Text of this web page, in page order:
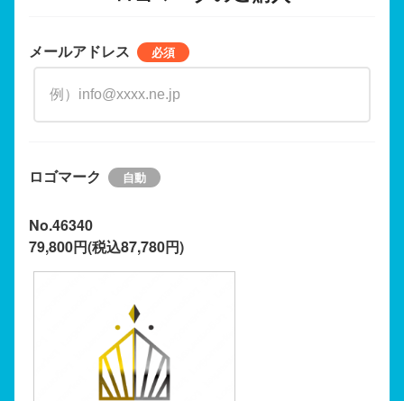
メールアドレス
ロゴマーク
No.46340
79,800円(税込87,780円)